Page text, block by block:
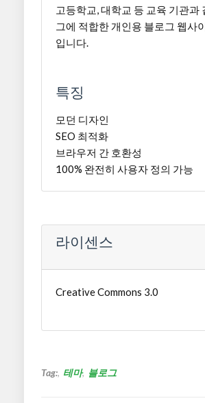
고등학교, 대학교 등 교육 기관과
그에 적합한 개인용 블로그 웹사
입니다.
특징
모던 디자인
SEO 최적화
브라우저 간 호환성
100% 완전히 사용자 정의 가능
라이센스
Creative Commons 3.0
Tag: 테마 블로그